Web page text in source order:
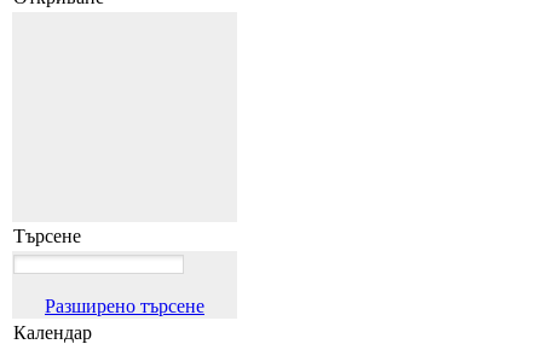
Търсене
Разширено търсене
Календар